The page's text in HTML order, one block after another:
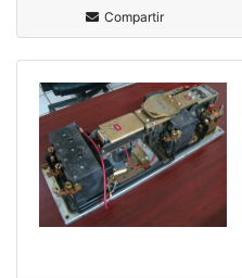
Compartir